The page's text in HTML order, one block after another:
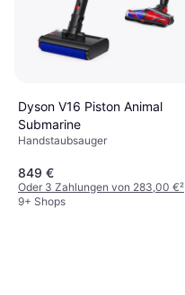
Dyson V16 Piston Animal
Submarine
Handstaubsauger
849 €
Oder 3 Zahlungen von 283,00 €²
9+ Shops